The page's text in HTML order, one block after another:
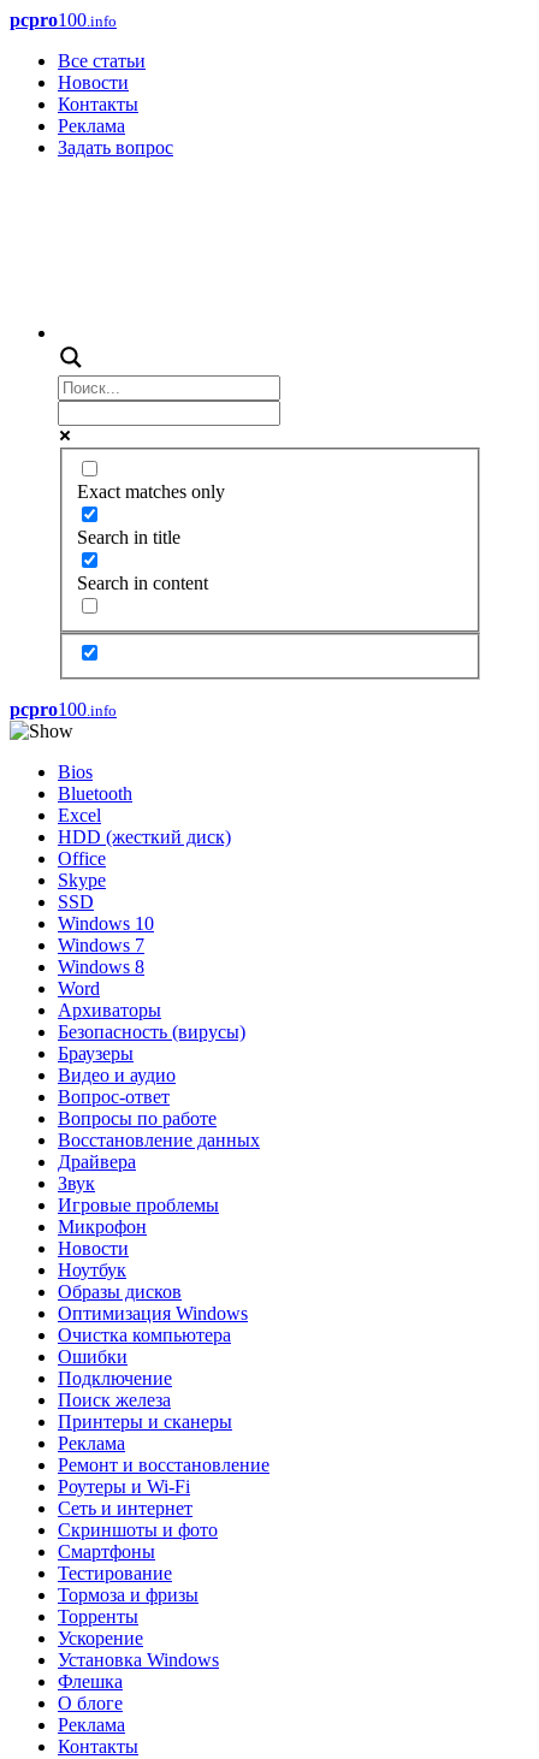
pcpro100.info
Все статьи
Новости
Контакты
Реклама
Задать вопрос
Exact matches only
Search in title
Search in content
pcpro100.info
Bios
Bluetooth
Excel
HDD (жесткий диск)
Office
Skype
SSD
Windows 10
Windows 7
Windows 8
Word
Архиваторы
Безопасность (вирусы)
Браузеры
Видео и аудио
Вопрос-ответ
Вопросы по работе
Восстановление данных
Драйвера
Звук
Игровые проблемы
Микрофон
Новости
Ноутбук
Образы дисков
Оптимизация Windows
Очистка компьютера
Ошибки
Подключение
Поиск железа
Принтеры и сканеры
Реклама
Ремонт и восстановление
Роутеры и Wi-Fi
Сеть и интернет
Скриншоты и фото
Смартфоны
Тестирование
Тормоза и фризы
Торренты
Ускорение
Установка Windows
Флешка
О блоге
Реклама
Контакты